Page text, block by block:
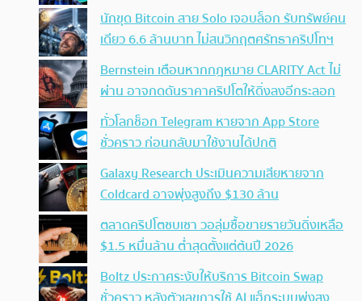
นักขุด Bitcoin สาย Solo เจอบล็อก รับทรัพย์คน
เดียว 6.6 ล้านบาท ไม่สนวิกฤตศรัทธาคริปโทฯ
Bernstein เตือนหากกฎหมาย CLARITY Act ไม่
ผ่าน อาจกดดันราคาคริปโตให้ดิ่งลงอีกระลอก
ทั่วโลกช็อก Telegram หายจาก App Store
ชั่วคราว ก่อนกลับมาใช้งานได้ปกติ
Galaxy Research ประเมินความเสียหายจาก
Coldcard อาจพุ่งสูงถึง $130 ล้าน
ตลาดคริปโตซบเซา วอลุ่มซื้อขายรายวันดิ่งเหลือ
$1.5 หมื่นล้าน ต่ำสุดตั้งแต่ต้นปี 2026
Boltz ประกาศระงับให้บริการ Bitcoin Swap